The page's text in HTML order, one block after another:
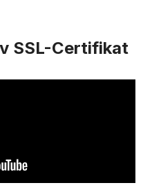
SSL-Certifikat